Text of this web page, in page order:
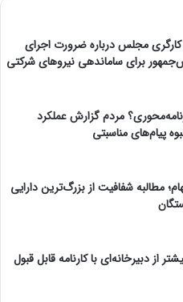
کارگری مجلس درباره ضرورت اجرای
برای ساماندهی نیروهای شرکتی
مردم گزارش عملکرد
پیام‌های مناسبتی
مطالبه شفافیت از بزرگ‌ترین دارایی
از دبیرخانه‌ای با کارنامه قابل قبول